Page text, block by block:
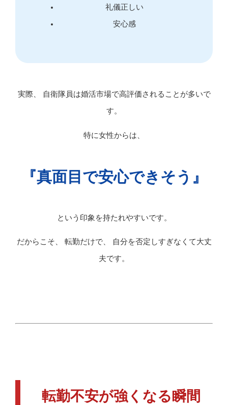
礼儀正しい
安心感
実際、 自衛隊員は婚活市場で高評価されることが多いで
す。
特に女性からは、
『真面目で安心できそう』
という印象を持たれやすいです。
だからこそ、 転勤だけで、 自分を否定しすぎなくて大丈
夫です。
転勤不安が強くなる瞬間